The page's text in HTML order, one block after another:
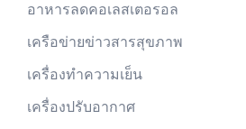
อาหารลดคอเลสเตอรอล
เครือข่ายข่าวสารสุขภาพ
เครื่องทำความเย็น
เครื่องปรับอากาศ